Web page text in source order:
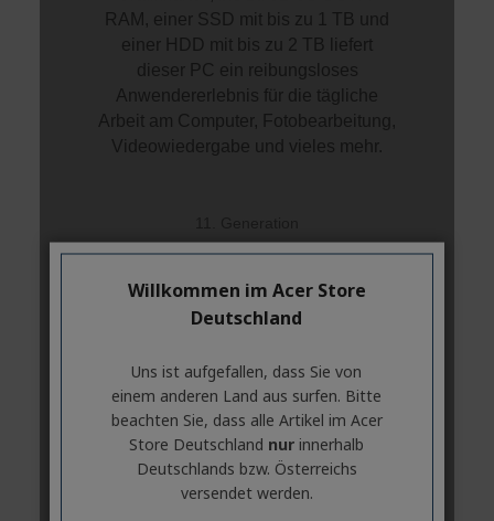
Willkommen im Acer Store
Deutschland
Uns ist aufgefallen, dass Sie von
einem anderen Land aus surfen. Bitte
beachten Sie, dass alle Artikel im Acer
Store Deutschland nur innerhalb
Deutschlands bzw. Österreichs
versendet werden.